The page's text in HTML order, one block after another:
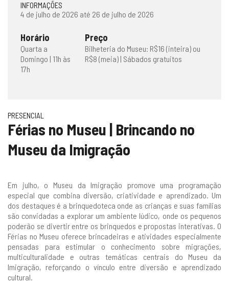
INFORMAÇÕES
4 de julho de 2026 até 26 de julho de 2026
Horário
Quarta a
Domingo | 11h às
17h
Preço
Bilheteria do Museu: R$16 (inteira) ou
R$8 (meia) | Sábados gratuitos
PRESENCIAL
Férias no Museu | Brincando no
Museu da Imigração
Em julho, o Museu da Imigração promove uma programação
especial que combina diversão, criatividade e aprendizado. Um
dos destaques é a brinquedoteca onde as crianças e suas famílias
são convidadas a explorar um ambiente lúdico, onde os pequenos
poderão se divertir entre os brinquedos e propostas interativas. O
Férias no Museu oferece brincadeiras e atividades especialmente
pensadas para estimular o conhecimento sobre migrações,
multiculturalidade e outras temáticas centrais do Museu da
Imigração, reforçando o vínculo entre diversão e aprendizado
cultural.